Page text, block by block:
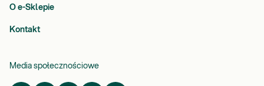
O e-Sklepie
Kontakt
Media społecznościowe